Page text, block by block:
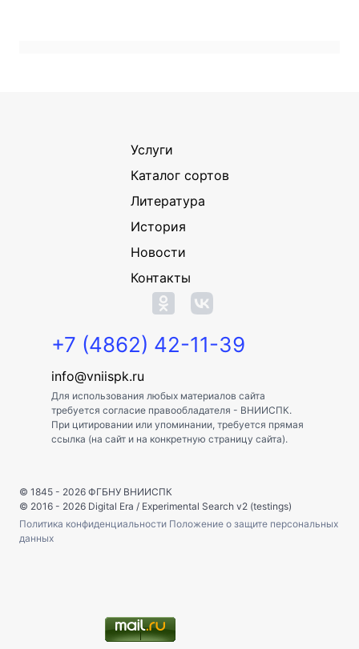
Услуги
Каталог сортов
Литература
История
Новости
Контакты
+7 (4862) 42-11-39
info@vniispk.ru
Для использования любых материалов сайта
требуется согласие правообладателя - ВНИИСПК.
При цитировании или упоминании, требуется прямая
ссылка (на сайт и на конкретную страницу сайта).
© 1845 - 2026 ФГБНУ ВНИИСПК
© 2016 - 2026 Digital Era / Experimental Search v2 (testings)
Политика конфиденциальности Положение о защите персональных
данных